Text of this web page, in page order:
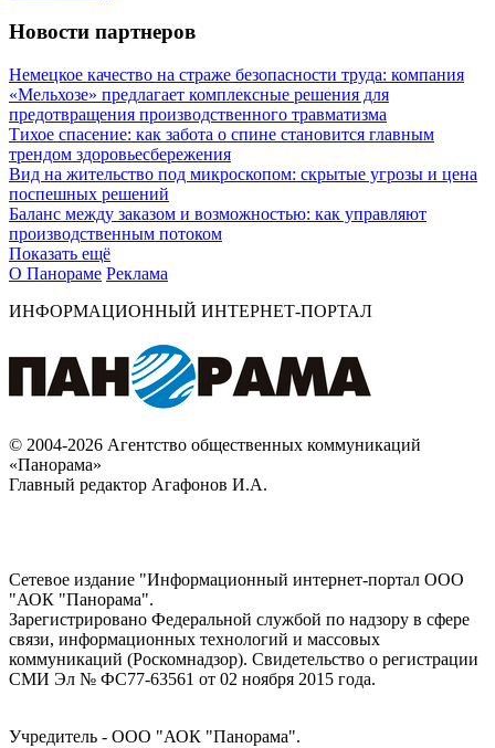
Новости партнеров
Немецкое качество на страже безопасности труда: компания
«Мельхозе» предлагает комплексные решения для
предотвращения производственного травматизма
Тихое спасение: как забота о спине становится главным
трендом здоровьесбережения
Вид на жительство под микроскопом: скрытые угрозы и цена
поспешных решений
Баланс между заказом и возможностью: как управляют
производственным потоком
Показать ещё
О Панораме Реклама
ИНФОРМАЦИОННЫЙ ИНТЕРНЕТ-ПОРТАЛ
© 2004-2026 Агентство общественных коммуникаций
«Панорама»
Главный редактор Агафонов И.А.
Сетевое издание "Информационный интернет-портал ООО
"АОК "Панорама".
Зарегистрировано Федеральной службой по надзору в сфере
связи, информационных технологий и массовых
коммуникаций (Роскомнадзор). Cвидетельство о регистрации
СМИ Эл № ФС77-63561 от 02 ноября 2015 года.
Учредитель - ООО "АОК "Панорама".